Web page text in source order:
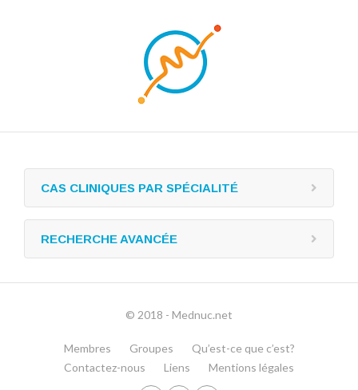
CAS CLINIQUES PAR SPÉCIALITÉ
RECHERCHE AVANCÉE
© 2018 - Mednuc.net
Membres Groupes
Qu’est-ce que c’est?
Contactez-nous
Liens Mentions légales